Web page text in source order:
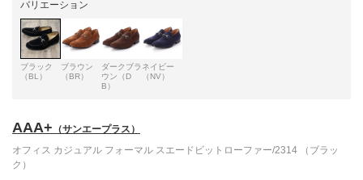
バリエーション
ブラック
（BL）
ブラウン
（BR）
ダークブラ
ウン（D
B）
ネイビー
（NV）
AAA+ （サンエープラス）
オフィス カジュアル フォーマル スエードビットローファー/2314 （ブラッ
ク）